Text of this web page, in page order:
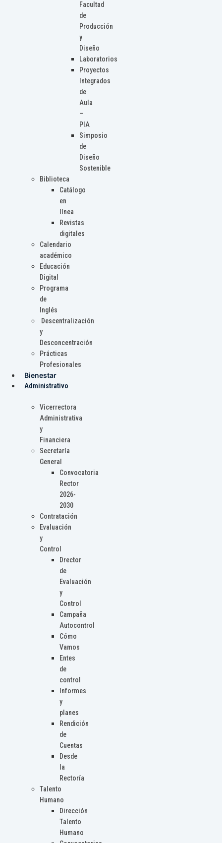
Facultad
de
Producción
y
Diseño
Laboratorios
Proyectos
Integrados
de
Aula
–
PIA
Simposio
de
Diseño
Sostenible
Biblioteca
Catálogo
en
línea
Revistas
digitales
Calendario
académico
Educación
Digital
Programa
de
Inglés
Descentralización
y
Desconcentración
Prácticas
Profesionales
Bienestar
Administrativo
Vicerrectora
Administrativa
y
Financiera
Secretaría
General
Convocatoria
Rector
2026-
2030
Contratación
Evaluación
y
Control
Drector
de
Evaluación
y
Control
Campaña
Autocontrol
Cómo
Vamos
Entes
de
control
Informes
y
planes
Rendición
de
Cuentas
Desde
la
Rectoría
Talento
Humano
Dirección
Talento
Humano